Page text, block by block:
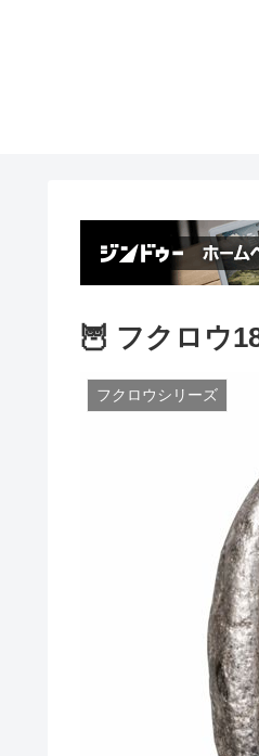
🦉 フクロウ
フクロウシリーズ